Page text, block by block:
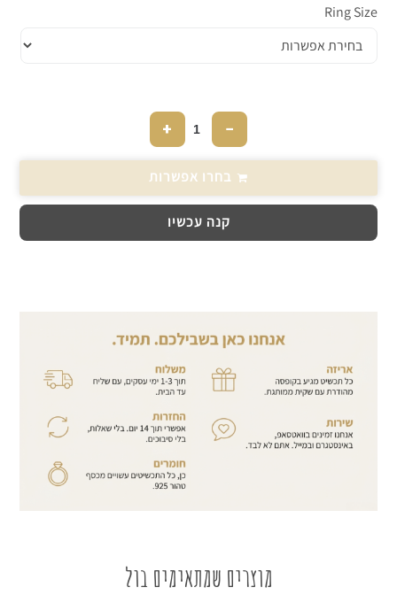
Ring Size
−
+
בחרו אפשרות
קנה עכשיו
מוצרים שמתאימים בול